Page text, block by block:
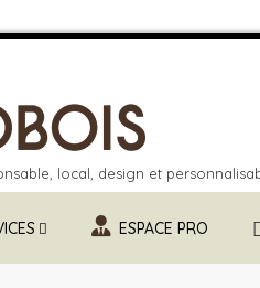
local, design et
ESPACE PRO